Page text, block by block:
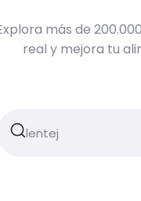
más de
real y mejora tu